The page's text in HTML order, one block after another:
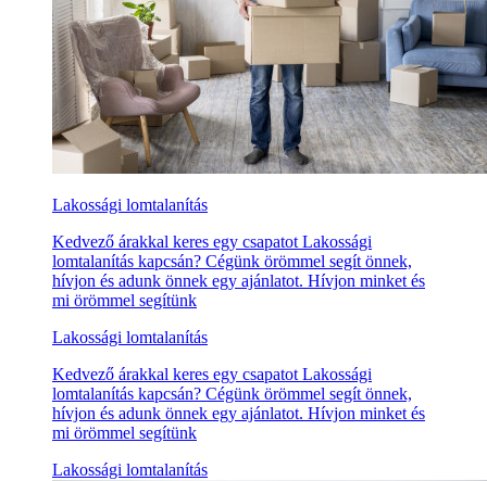
Lakossági lomtalanítás
Kedvező árakkal keres egy csapatot Lakossági
lomtalanítás kapcsán? Cégünk örömmel segít önnek,
hívjon és adunk önnek egy ajánlatot. Hívjon minket és
mi örömmel segítünk
Lakossági lomtalanítás
Kedvező árakkal keres egy csapatot Lakossági
lomtalanítás kapcsán? Cégünk örömmel segít önnek,
hívjon és adunk önnek egy ajánlatot. Hívjon minket és
mi örömmel segítünk
Lakossági lomtalanítás